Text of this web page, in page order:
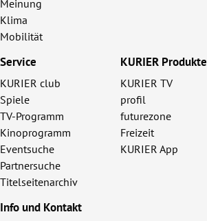
Meinung
Klima
Mobilität
Service
KURIER club
Spiele
TV-Programm
Kinoprogramm
Eventsuche
Partnersuche
Titelseitenarchiv
KURIER Produkte
KURIER TV
profil
futurezone
Freizeit
KURIER App
Info und Kontakt